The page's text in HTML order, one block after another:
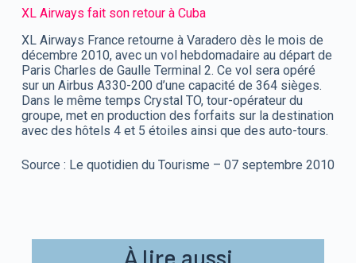
XL Airways fait son retour à Cuba
XL Airways France retourne à Varadero dès le mois de
décembre 2010, avec un vol hebdomadaire au départ de
Paris Charles de Gaulle Terminal 2. Ce vol sera opéré
sur un Airbus A330-200 d’une capacité de 364 sièges.
Dans le même temps Crystal TO, tour-opérateur du
groupe, met en production des forfaits sur la destination
avec des hôtels 4 et 5 étoiles ainsi que des auto-tours.
Source : Le quotidien du Tourisme – 07 septembre 2010